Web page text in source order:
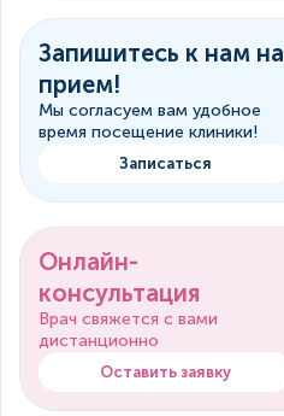
Запишитесь к нам на
прием!
Мы согласуем вам удобное
время посещение клиники!
Записаться
Онлайн-
консультация
Врач свяжется с вами
дистанционно
Оставить заявку